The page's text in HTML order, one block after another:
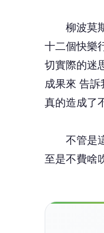
柳波莫斯
十二個快樂
切實際的迷
成果來 告
真的造成了
不管是這
至是不費啥